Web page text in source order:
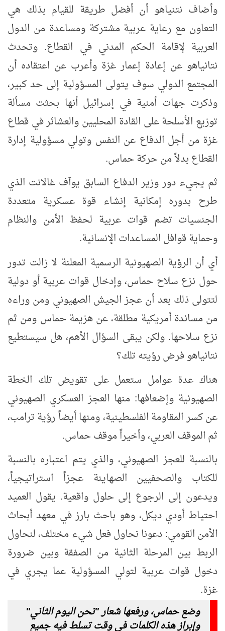
وأضاف نتنياهو أن أفضل طريقة للقيام بذلك هي
التعاون مع رعاية عربية مشتركة ومساعدة من الدول
العربية لإقامة الحكم المدني في القطاع. وتحدث
نتانياهو عن إعادة إعمار غزة وأعرب عن اعتقاده أن
المجتمع الدولي سوف يتولى المسؤولية إلى حد كبير،
وذكرت جهات أمنية في إسرائيل أنها بحثت مسألة
توزيع الأسلحة على القادة المحليين والعشائر في قطاع
غزة من أجل الدفاع عن النفس وتولي مسؤولية إدارة
القطاع بدلاً من حركة حماس.
ثم يجيء دور وزير الدفاع السابق يوآف غالانت الذي
طرح بدوره إمكانية إنشاء قوة عسكرية متعددة
الجنسيات تضم قوات عربية لحفظ الأمن والنظام
وحماية قوافل المساعدات الإنسانية.
أي أن الرؤية الصهيونية الرسمية المعلنة لا زالت تدور
حول نزع سلاح حماس، وإدخال قوات عربية أو دولية
لتتولى ذلك بعد أن عجز الجيش الصهيوني ومن وراءه
من مساندة أمريكية مطلقة، عن هزيمة حماس ومن ثم
نزع سلاحها. ولكن يبقى السؤال الأهم، هل سيستطيع
نتانياهو فرض رؤيته تلك؟
هناك عدة عوامل ستعمل على تقويض تلك الخطة
الصهيونية وإضعافها: منها العجز العسكري الصهيوني
عن كسر المقاومة الفلسطينية، ومنها أيضاً رؤية ترامب،
ثم الموقف العربي، وأخيراً موقف حماس.
بالنسبة للعجز الصهيوني، والذي يتم اعتباره بالنسبة
للكتاب والصحفيين الصهاينة عجزاً استراتيجياً،
ويدعون إلى الرجوع إلى حلول واقعية. يقول العميد
احتياط أودي ديكل، وهو باحث بارز في معهد أبحاث
الأمن القومي: دعونا نحاول فعل شيء مختلف، لنحاول
الربط بين المرحلة الثانية من الصفقة وبين ضرورة
دخول قوات عربية لتولي المسؤولية عما يجري في
غزة.
وضع حماس، ورفعها شعار "نحن اليوم الثاني"
وإبراز هذه الكلمات في وقت تسلط فيه جميع